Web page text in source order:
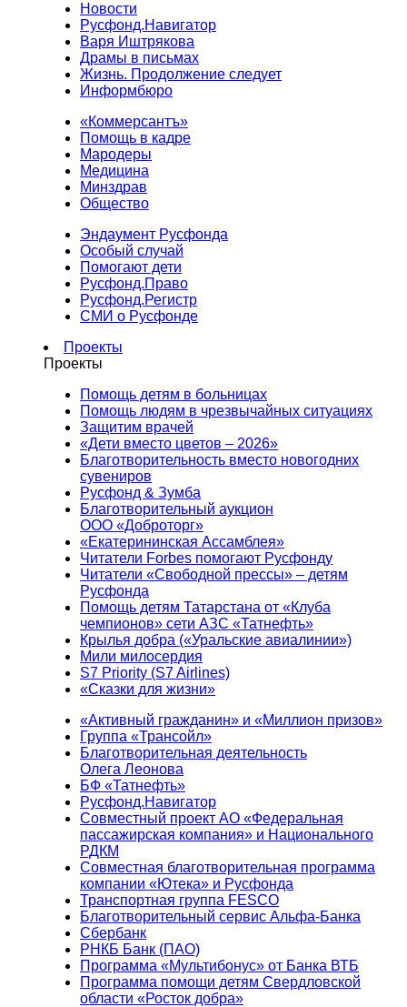
Новости
Русфонд.Навигатор
Варя Иштрякова
Драмы в письмах
Жизнь. Продолжение следует
Информбюро
«Коммерсантъ»
Помощь в кадре
Мародеры
Медицина
Минздрав
Общество
Эндаумент Русфонда
Особый случай
Помогают дети
Русфонд.Право
Русфонд.Регистр
СМИ о Русфонде
Проекты
Проекты
Помощь детям в больницах
Помощь людям в чрезвычайных ситуациях
Защитим врачей
«Дети вместо цветов – 2026»
Благотворительность вместо новогодних
сувениров
Русфонд & Зумба
Благотворительный аукцион
ООО «Доброторг»
«Екатерининская Ассамблея»
Читатели Forbes помогают Русфонду
Читатели «Свободной прессы» – детям
Русфонда
Помощь детям Татарстана от «Клуба
чемпионов» сети АЗС «Татнефть»
Крылья добра («Уральские авиалинии»)
Мили милосердия
S7 Priority (S7 Airlines)
«Сказки для жизни»
«Активный гражданин» и «Миллион призов»
Группа «Трансойл»
Благотворительная деятельность
Олега Леонова
БФ «Татнефть»
Русфонд.Навигатор
Совместный проект АО «Федеральная
пассажирская компания» и Национального
РДКМ
Совместная благотворительная программа
компании «Ютека» и Русфонда
Транспортная группа FESCO
Благотворительный сервис Альфа-Банка
Сбербанк
РНКБ Банк (ПАО)
Программа «Мультибонус» от Банка ВТБ
Программа помощи детям Свердловской
области «Росток добра»